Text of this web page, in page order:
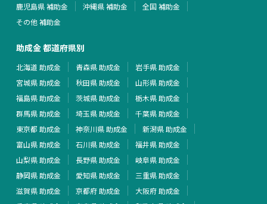
鹿児島県 補助金
沖縄県 補助金
全国 補助金
その他 補助金
助成金 都道府県別
北海道 助成金 青森県 助成金
岩手県 助成金
宮城県 助成金
秋田県 助成金
山形県 助成金
福島県 助成金
茨城県 助成金
栃木県 助成金
群馬県 助成金
埼玉県 助成金
千葉県 助成金
東京都 助成金
神奈川県 助成金
新潟県 助成金
富山県 助成金
石川県 助成金
福井県 助成金
山梨県 助成金
長野県 助成金
岐阜県 助成金
静岡県 助成金
愛知県 助成金
三重県 助成金
滋賀県 助成金
京都府 助成金
大阪府 助成金